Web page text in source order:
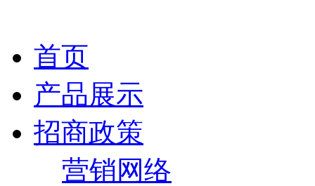
首页
产品展示
招商政策
营销网络